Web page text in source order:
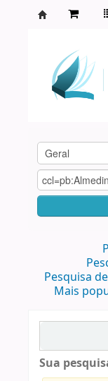
Agamenon
Pesquisa
Mais
Sua